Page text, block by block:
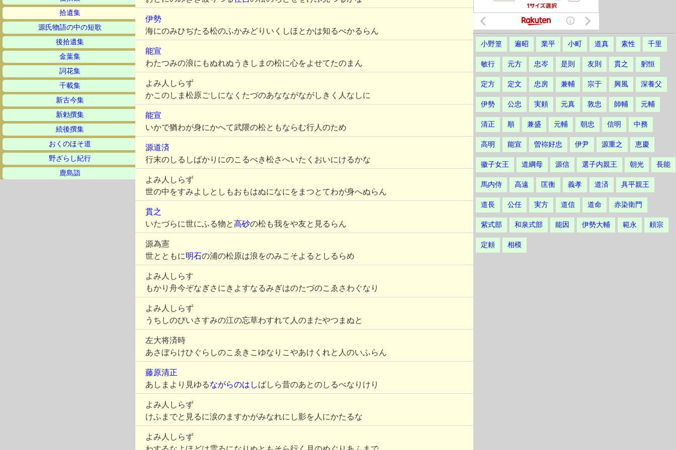
拾遺集
源氏物語の中の短歌
後拾遺集
金葉集
詞花集
千載集
新古今集
新勅撰集
続後撰集
おくのほそ道
野ざらし紀行
鹿島詣
伊勢
海にのみひぢたる松のふかみどりいくしほとかは知るべかるらん
能宣
わたつみの浪にもぬれぬうきしまの松に心をよせてたのまん
よみ人しらず
かこのしま松原ごしになくたづのあなながながしきく人なしに
能宣
いかで猶わが身にかへて武隈の松ともならむ行人のため
源道済
行末のしるしばかりにのこるべき松さへいたくおいにけるかな
よみ人しらず
世の中をすみよしとしもおもはぬになにをまつとてわが身へぬらん
貫之
いたづらに世にふる物と高砂の松も我をや友と見るらん
源為憲
世とともに明石の浦の松原は浪をのみこそよるとしるらめ
よみ人しらす
もかり舟今ぞなぎさにきよすなるみぎはのたづのこゑさわぐなり
よみ人しらず
うちしのびいさすみの江の忘草わすれて人のまたやつまぬと
左大将済時
あさぼらけひぐらしのこゑきこゆなりこやあけくれと人のいふらん
藤原清正
あしまより見ゆるながらのはしばしら昔のあとのしるべなりけり
よみ人しらず
けふまでと見るに涙のますかがみなれにし影を人にかたるな
よみ人しらず
小野篁 遍昭 業平 小町 道真 素性 千里
敏行 元方 忠岑 是則 友則 貫之 躬恒
定方 定文 忠房 兼輔 宗于 興風 深養父
伊勢 公忠 実頼 元真 敦忠 師輔 元輔
清正 順 兼盛 元輔 朝忠 信明 中務
高明 能宣 曽祢好忠 伊尹 源重之 恵慶
徽子女王 道綱母 源信 選子内親王 朝光 長能
馬内侍 高遠 匡衡 義孝 道済 具平親王
道長 公任 実方 道信 道命 赤染衛門
紫式部 和泉式部 能因 伊勢大輔 範永 頼宗
定頼 相模